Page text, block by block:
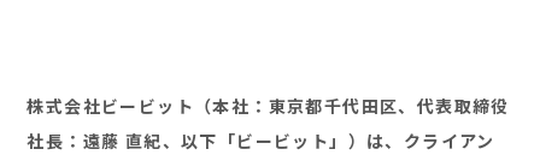
株式会社ビービット（本社：東京都千代田区、代表取締役
社長：遠藤 直紀、以下「ビービット」）は、クライアン